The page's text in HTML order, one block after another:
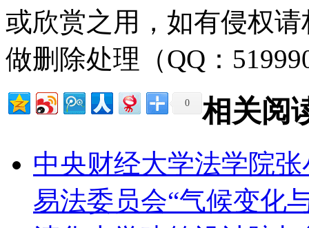
或欣赏之用，如有侵权
做删除处理（QQ：
0 相关阅
中央财经大学法学院
易法委员会“气候变化